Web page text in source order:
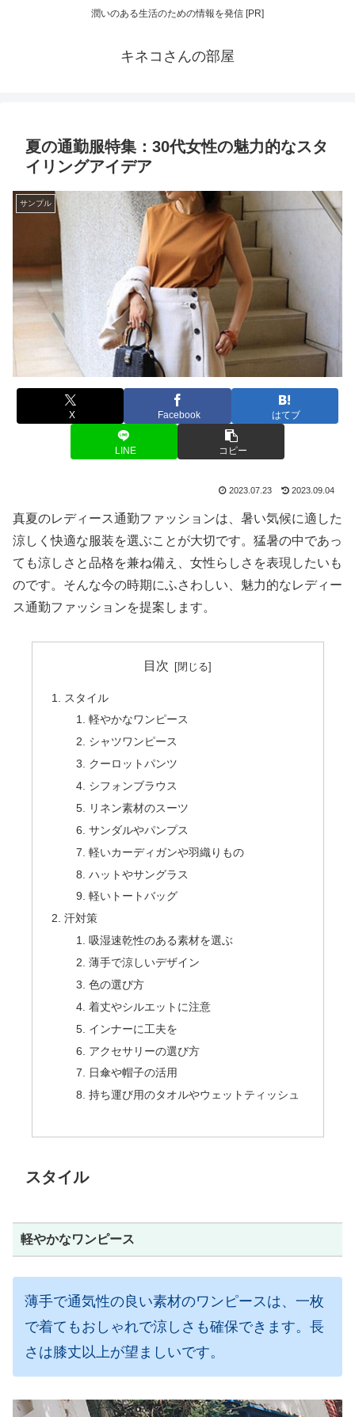
潤いのある生活のための情報を発信 [PR]
キネコさんの部屋
夏の通勤服特集：30代女性の魅力的なスタ
イリングアイデア
サンプル
X Facebook はてブ
LINE コピー
2023.07.23 2023.09.04
真夏のレディース通勤ファッションは、暑い気候に適した
涼しく快適な服装を選ぶことが大切です。猛暑の中であっ
ても涼しさと品格を兼ね備え、女性らしさを表現したいも
のです。そんな今の時期にふさわしい、魅力的なレディー
ス通勤ファッションを提案します。
目次
スタイル
軽やかなワンピース
シャツワンピース
クーロットパンツ
シフォンブラウス
リネン素材のスーツ
サンダルやパンプス
軽いカーディガンや羽織りもの
ハットやサングラス
軽いトートバッグ
汗対策
吸湿速乾性のある素材を選ぶ
薄手で涼しいデザイン
色の選び方
着丈やシルエットに注意
インナーに工夫を
アクセサリーの選び方
日傘や帽子の活用
持ち運び用のタオルやウェットティッシュ
スタイル
軽やかなワンピース
薄手で通気性の良い素材のワンピースは、一枚
で着てもおしゃれで涼しさも確保できます。長
さは膝丈以上が望ましいです。